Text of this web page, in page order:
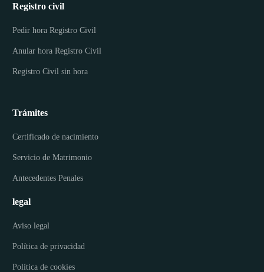
Registro civil
Pedir hora Registro Civil
Anular hora Registro Civil
Registro Civil sin hora
Trámites
Certificado de nacimiento
Servicio de Matrimonio
Antecedentes Penales
legal
Aviso legal
Política de privacidad
Política de cookies